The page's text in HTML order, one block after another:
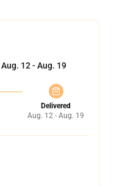
Aug. 12 - Aug. 19
Delivered
Aug. 12 - Aug. 19